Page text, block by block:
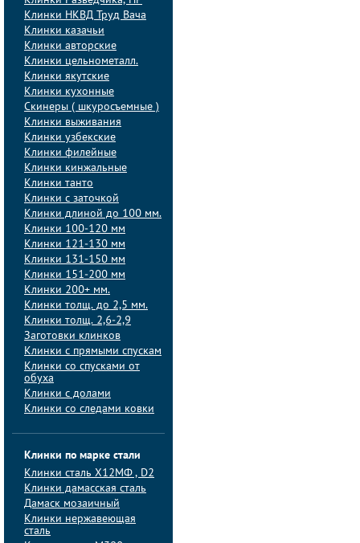
Клинки НКВД Труд Вача
Клинки казачьи
Клинки авторские
Клинки цельнометалл.
Клинки якутские
Клинки кухонные
Скинеры ( шкуросъемные )
Клинки выживания
Клинки узбекские
Клинки филейные
Клинки кинжальные
Клинки танто
Клинки с заточкой
Клинки длиной до 100 мм.
Клинки 100-120 мм
Клинки 121-130 мм
Клинки 131-150 мм
Клинки 151-200 мм
Клинки 200+ мм.
Клинки толщ. до 2,5 мм.
Клинки толщ. 2,6-2,9
Заготовки клинков
Клинки с прямыми спускам
Клинки со спусками от
обуха
Клинки с долами
Клинки со следами ковки
Клинки по марке стали
Клинки сталь Х12МФ , D2
Клинки дамасская сталь
Дамаск мозаичный
Клинки нержавеющая
сталь